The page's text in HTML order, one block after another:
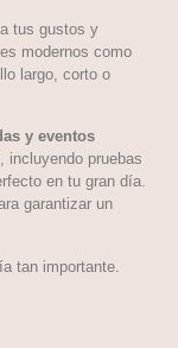
tus gustos y
modernos como
largo, corto o
y eventos
incluyendo pruebas
en tu gran día.
garantizar un
tan importante.